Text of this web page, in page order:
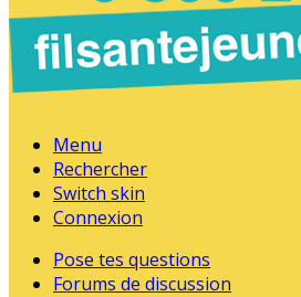
Menu
Rechercher
Switch skin
Connexion
Pose tes questions
Forums de discussion